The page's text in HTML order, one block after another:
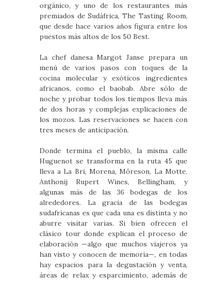
orgánico, y uno de los restaurantes más
premiados de Sudáfrica, The Tasting Room,
que desde hace varios años figura entre los
puestos más altos de los 50 Best.
La chef danesa Margot Janse prepara un
menú de varios pasos con toques de la
cocina molecular y exóticos ingredientes
africanos, como el baobab. Abre sólo de
noche y probar todos los tiempos lleva más
de dos horas y complejas explicaciones de
los mozos. Las reservaciones se hacen con
tres meses de anticipación.
Donde termina el pueblo, la misma calle
Huguenot se transforma en la ruta 45 que
lleva a La Bri, Morena, Môreson, La Motte,
Anthonij Rupert Wines, Bellingham, y
algunas más de las 36 bodegas de los
alrededores. La gracia de las bodegas
sudafricanas es que cada una es distinta y no
aburre visitar varias. Si bien ofrecen el
clásico tour donde explican el proceso de
elaboración —algo que muchos viajeros ya
han visto y conocen de memoria—, en todas
hay espacios para la degustación y venta,
áreas de relax y esparcimiento, además de